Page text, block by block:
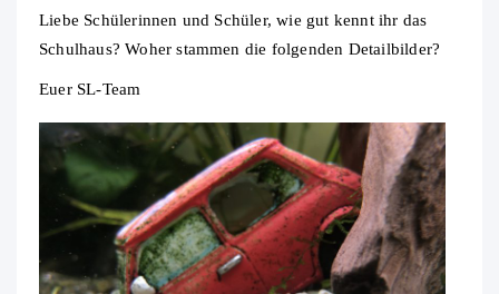
Liebe Schülerinnen und Schüler, wie gut kennt ihr das
Schulhaus? Woher stammen die folgenden Detailbilder?
Euer SL-Team